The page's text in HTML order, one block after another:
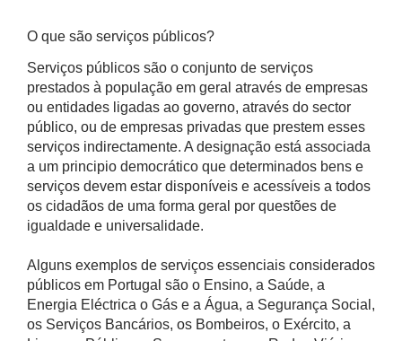
O que são serviços públicos?
Serviços públicos são o conjunto de serviços
prestados à população em geral através de empresas
ou entidades ligadas ao governo, através do sector
público, ou de empresas privadas que prestem esses
serviços indirectamente. A designação está associada
a um principio democrático que determinados bens e
serviços devem estar disponíveis e acessíveis a todos
os cidadãos de uma forma geral por questões de
igualdade e universalidade.
Alguns exemplos de serviços essenciais considerados
públicos em Portugal são o Ensino, a Saúde, a
Energia Eléctrica o Gás e a Água, a Segurança Social,
os Serviços Bancários, os Bombeiros, o Exército, a